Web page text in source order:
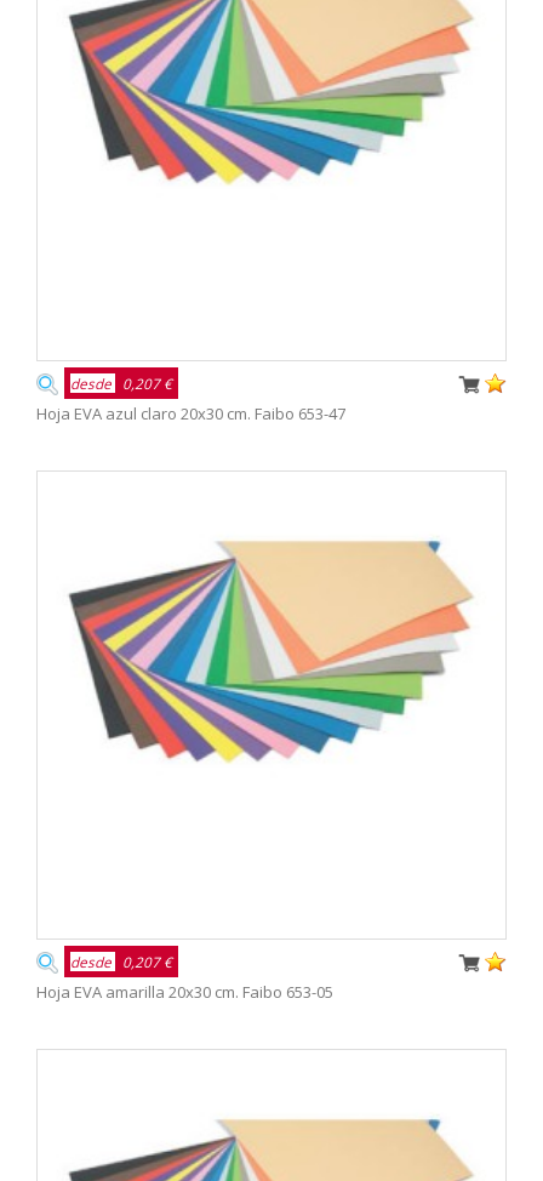
desde 0,207 €
Hoja EVA azul claro 20x30 cm. Faibo 653-47
desde 0,207 €
Hoja EVA amarilla 20x30 cm. Faibo 653-05